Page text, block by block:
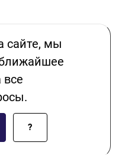
сайте, мы
?